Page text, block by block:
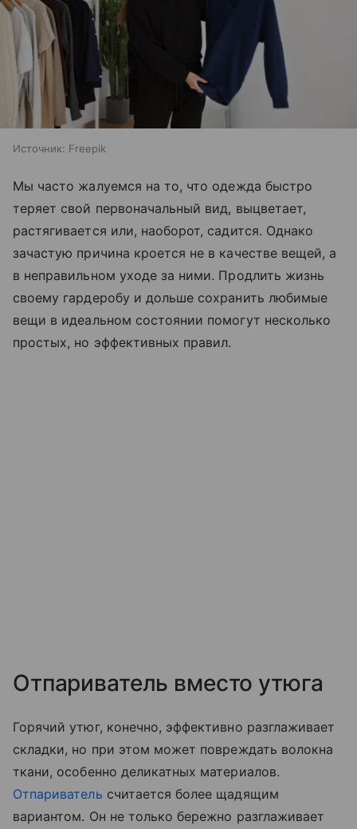
Источник: Freepik
Мы часто жалуемся на то, что одежда быстро
теряет свой первоначальный вид, выцветает,
растягивается или, наоборот, садится. Однако
зачастую причина кроется не в качестве вещей, а
в неправильном уходе за ними. Продлить жизнь
своему гардеробу и дольше сохранить любимые
вещи в идеальном состоянии помогут несколько
простых, но эффективных правил.
Отпариватель вместо утюга
Горячий утюг, конечно, эффективно разглаживает
складки, но при этом может повреждать волокна
ткани, особенно деликатных материалов.
Отпариватель считается более щадящим
вариантом. Он не только бережно разглаживает